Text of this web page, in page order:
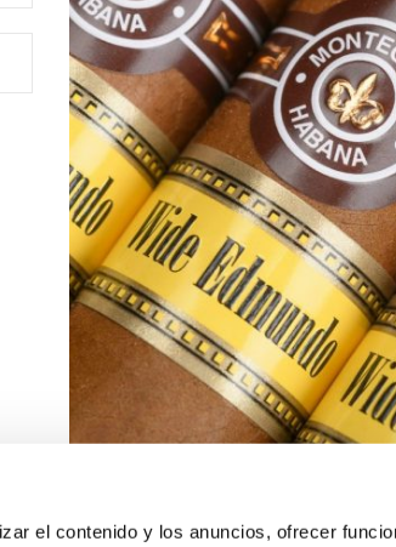
el contenido y los anuncios, ofrecer